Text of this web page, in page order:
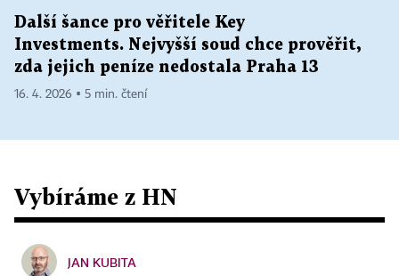
Další šance pro věřitele Key
Investments. Nejvyšší soud chce prověřit,
zda jejich peníze nedostala Praha 13
16. 4. 2026 ▪ 5 min. čtení
Vybíráme z HN
JAN KUBITA